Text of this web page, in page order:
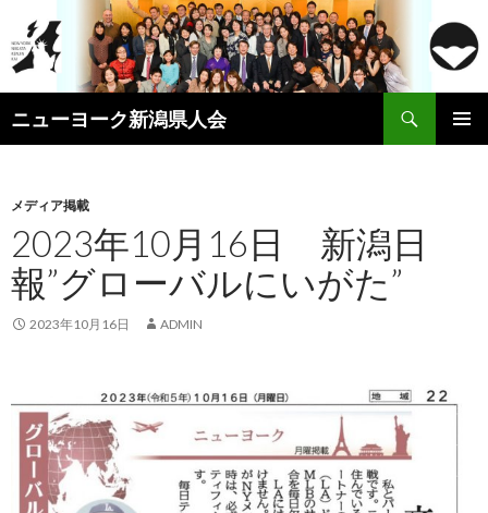
ニューヨーク新潟県人会
索
ン
ツ
へ
ス
キ
ッ
メディア掲載
2023年10月16日 新潟日
報”グローバルにいがた”
2023年10月16日 ADMIN